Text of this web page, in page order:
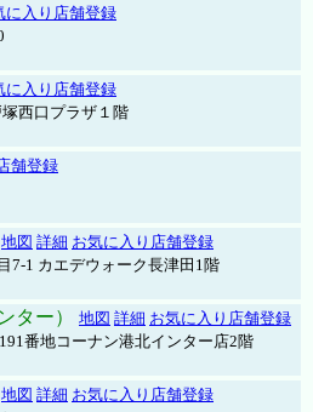
に入り店舗登録
に入り店舗登録
西口プラザ１階
舗登録
地図 詳細 お気に入り店舗登録
7-1 カエデウォーク長津田1階
ター） 地図 詳細 お気に入り店舗登録
番地コーナン港北インター店2階
地図 詳細 お気に入り店舗登録